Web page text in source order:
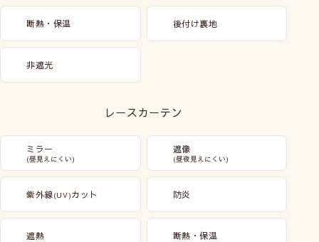
断熱・保温 後付け裏地
非遮光
レースカーテン
ミラー
(昼見えにくい)
遮像
(昼夜見えにくい)
紫外線(UV)カット 防炎
遮熱 断熱・保温